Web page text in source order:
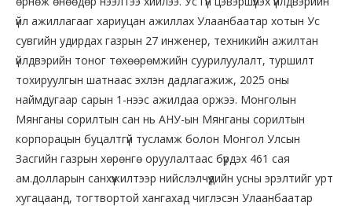
үйл ажиллагааг хариуцан ажиллах Улаанбаатар хотын Ус
сувгийн удирдах газрын 27 инженер, техникийн ажилтан
үйлдвэрийн тоног төхөөрөмжийн суурилуулалт, туршилт
тохируулгын шатнаас эхлэн дадлагажиж, 2025 оны
наймдугаар сарын 1-нээс ажилдаа оржээ. Монголын
Мянганы сорилтын сан нь АНУ-ын Мянганы сорилтын
корпорацын буцалтгүй тусламж болон Монгол Улсын
Засгийн газрын хөрөнгө оруулалтаас бүрдэх 461 сая
ам.долларын санхүүжилтээр нийслэлчүүдийн усны эрэлтийг урт
хугацаанд, тогтвортой хангахад чиглэсэн Улаанбаатар